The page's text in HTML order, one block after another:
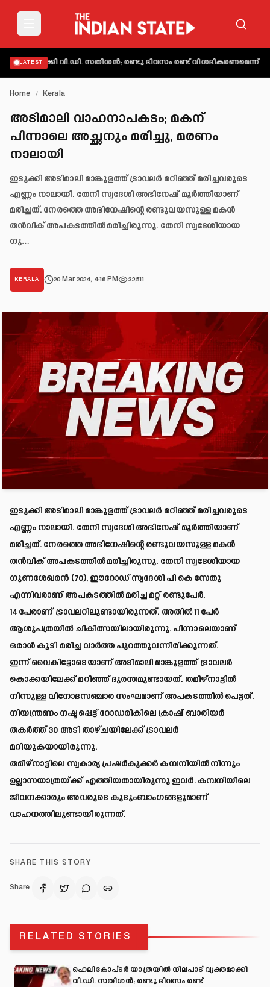
LATEST വി.ഡി. സതീശൻ; രണ്ടു ദിവസം രണ്ട് വിശദീകരണമെന്ന്
Home / Kerala
അടിമാലി വാഹനാപകടം; മകന്
പിന്നാലെ അച്ഛനും മരിച്ചു, മരണം
നാലായി
ഇടുക്കി അടിമാലി മാങ്കുളത്ത് ട്രാവലർ മറിഞ്ഞ് മരിച്ചവരുടെ
എണ്ണം നാലായി. തേനി സ്വദേശി അഭിനേഷ് മൂർത്തിയാണ്
മരിച്ചത്. നേരത്തെ അഭിനേഷിന്റെ രണ്ടുവയസുള്ള മകൻ
തൻവിക് അപകടത്തിൽ മരിച്ചിരുന്നു. തേനി സ്വദേശിയായ
ഗു…
KERALA 20 Mar 2024, 4:16 PM 32,511
ഇടുക്കി അടിമാലി മാങ്കുളത്ത് ട്രാവലർ മറിഞ്ഞ് മരിച്ചവരുടെ
എണ്ണം നാലായി. തേനി സ്വദേശി അഭിനേഷ് മൂർത്തിയാണ്
മരിച്ചത്. നേരത്തെ അഭിനേഷിന്റെ രണ്ടുവയസുള്ള മകൻ
തൻവിക് അപകടത്തിൽ മരിച്ചിരുന്നു. തേനി സ്വദേശിയായ
ഗുണശേഖരൻ (70), ഈറോഡ് സ്വദേശി പി കെ സേതു
എന്നിവരാണ് അപകടത്തിൽ മരിച്ച മറ്റ് രണ്ടുപേർ.
14 പേരാണ് ട്രാവലറിലുണ്ടായിരുന്നത്. അതില്‍ 11 പേര്‍
ആശുപത്രയില്‍ ചികിത്സയിലായിരുന്നു. പിന്നാലെയാണ്
ഒരാള്‍ കൂടി മരിച്ച വാര്‍ത്ത പുറത്തുവന്നിരിക്കുന്നത്.
ഇന്ന് വൈകിട്ടോടെയാണ് അടിമാലി മാങ്കുളത്ത് ട്രാവലര്‍
കൊക്കയിലേക്ക് മറിഞ്ഞ് ദുരന്തമുണ്ടായത്. തമിഴ്നാട്ടില്‍
നിന്നുള്ള വിനോദസഞ്ചാര സംഘമാണ് അപകടത്തില്‍ പെട്ടത്.
നിയന്ത്രണം നഷ്ടപ്പെട്ട് റോഡരികിലെ ക്രാഷ് ബാരിയർ
തകർത്ത് 30 അടി താഴ്ചയിലേക്ക് ട്രാവലർ
മറിയുകയായിരുന്നു.
തമിഴ്നാട്ടിലെ സ്വകാര്യ പ്രഷർകുക്കർ കമ്പനിയിൽ നിന്നും
ഉല്ലാസയാത്രയ്ക്ക് എത്തിയതായിരുന്നു ഇവർ. കമ്പനിയിലെ
ജീവനക്കാരും അവരുടെ കുടുംബാം​ഗങ്ങളുമാണ്
വാഹനത്തിലുണ്ടായിരുന്നത്.
SHARE THIS STORY
Share
RELATED STORIES
ഹെലികോപ്ടർ യാത്രയിൽ നിലപാട് വ്യക്തമാക്കി
വി.ഡി. സതീശൻ; രണ്ടു ദിവസം രണ്ട്